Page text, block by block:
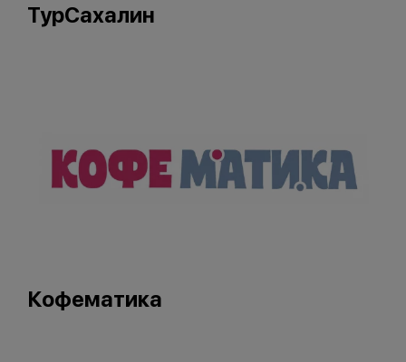
ТурСахалин
Кофематика